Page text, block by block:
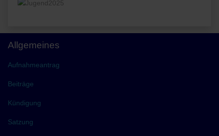
Allgemeines
Aufnahmeantrag
Beiträge
Kündigung
Satzung